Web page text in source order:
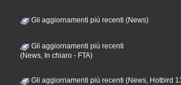
Gli aggiornamenti più recenti (News)
Gli aggiornamenti più recenti
(News, In chiaro - FTA)
Gli aggiornamenti più recenti (News, Hotbird